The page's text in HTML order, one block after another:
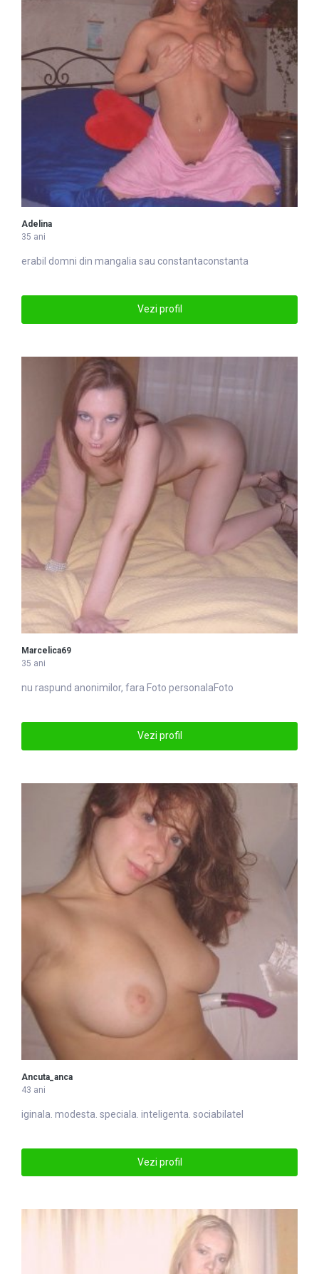
Adelina
35 ani
erabil domni din mangalia sau constantaconstanta
Vezi profil
Marcelica69
35 ani
nu raspund anonimilor, fara Foto personalaFoto
Vezi profil
Ancuta_anca
43 ani
iginala. modesta. speciala. inteligenta. sociabilatel
Vezi profil